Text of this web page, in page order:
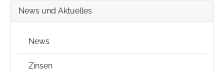
News und Aktuelles
News
Zinsen